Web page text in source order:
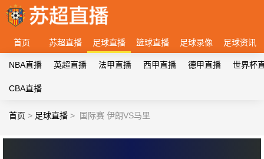
首页 苏超直播 足球直播 篮球直播 足球录像 足球资讯
NBA直播 英超直播 法甲直播 西甲直播 德甲直播 世界杯
CBA直播
首页 > 足球直播 > 国际赛 伊朗VS马里